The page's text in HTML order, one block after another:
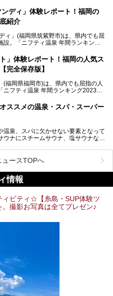
パー銭湯も多種多彩。玄界灘を眺めら
スーパー銭湯から、繁華街近くのレ
ご紹介します。
ンディ」体験レポート！福岡の
紹介
ィ」(福岡県筑紫野市)は、県内でも屈
。「ニフティ温泉 年間ランキング2
す。
温泉ライターである筆者が現地訪
ランを体験し、それらの全貌を徹底紹
」体験レポート！福岡の人気ス
完全保存版】
(福岡県福岡市)は、県内でも屈指の人
フティ温泉 年間ランキング2023」
す。
温泉ライターである筆者が現地体
設・グルメ・その他施設まで、多彩な
介します！
ススメの温泉・スパ・スーパー
温泉、スパに欠かせない要素となって
ウナにスチームサウナ、塩サウナな
ど、心ゆくまで楽しむためのサービス
みられます。
こだわった、福岡県内のオススメ温
紹介したいと思います！
ュースTOPへ
情報
ィビティ☆【糸島・SUP体験ツ
撮影お写真は全てプレゼン♪